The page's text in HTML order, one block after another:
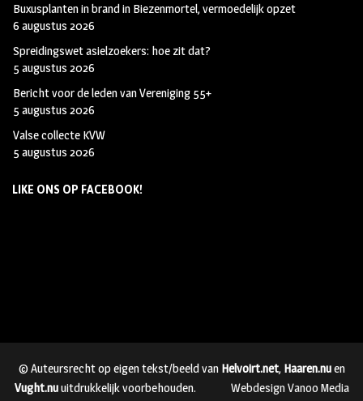
Buxusplanten in brand in Biezenmortel, vermoedelijk opzet
6 augustus 2026
Spreidingswet asielzoekers: hoe zit dat?
5 augustus 2026
Bericht voor de leden van Vereniging 55+
5 augustus 2026
Valse collecte KVW
5 augustus 2026
LIKE ONS OP FACEBOOK!
© Auteursrecht op eigen tekst/beeld van Helvoirt.net, Haaren.nuen
Vught.nuuitdrukkelijk voorbehouden.
Webdesign Vanoo Media